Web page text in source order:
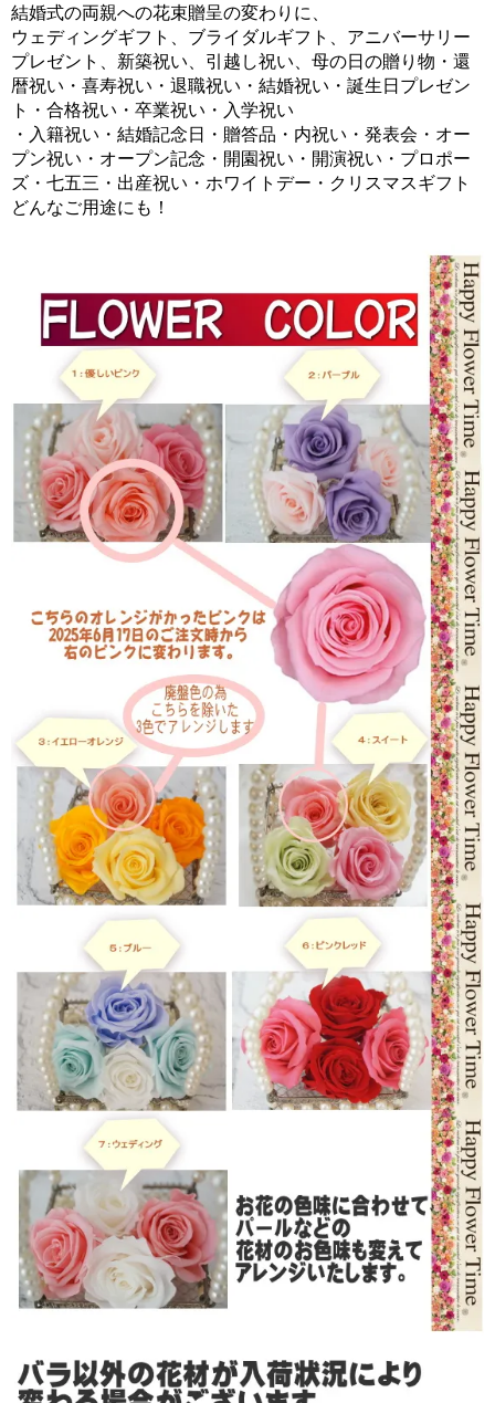
結婚式の両親への花束贈呈の変わりに、
ウェディングギフト、ブライダルギフト、アニバーサリー
プレゼント、新築祝い、引越し祝い、母の日の贈り物・還
暦祝い・喜寿祝い・退職祝い・結婚祝い・誕生日プレゼン
ト・合格祝い・卒業祝い・入学祝い
・入籍祝い・結婚記念日・贈答品・内祝い・発表会・オー
プン祝い・オープン記念・開園祝い・開演祝い・プロポー
ズ・七五三・出産祝い・ホワイトデー・クリスマスギフト
どんなご用途にも！